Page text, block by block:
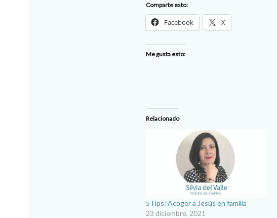
Comparte esto:
Facebook X
Me gusta esto:
Relacionado
5Tips: Acoger a Jesús en familia
23 diciembre, 2021